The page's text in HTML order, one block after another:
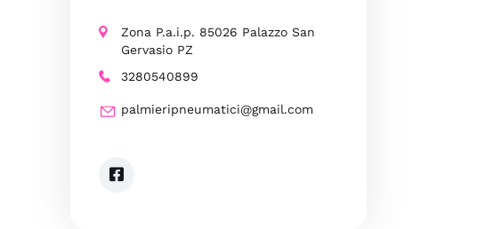
Zona P.a.i.p. 85026 Palazzo San
Gervasio PZ
3280540899
palmieripneumatici@gmail.com